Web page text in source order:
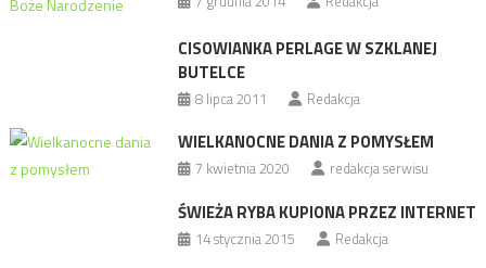
CISOWIANKA PERLAGE W SZKLANEJ
BUTELCE
8 lipca 2011 Redakcja
WIELKANOCNE DANIA Z POMYSŁEM
7 kwietnia 2020 redakcja serwisu
ŚWIEŻA RYBA KUPIONA PRZEZ INTERNET
14 stycznia 2015 Redakcja